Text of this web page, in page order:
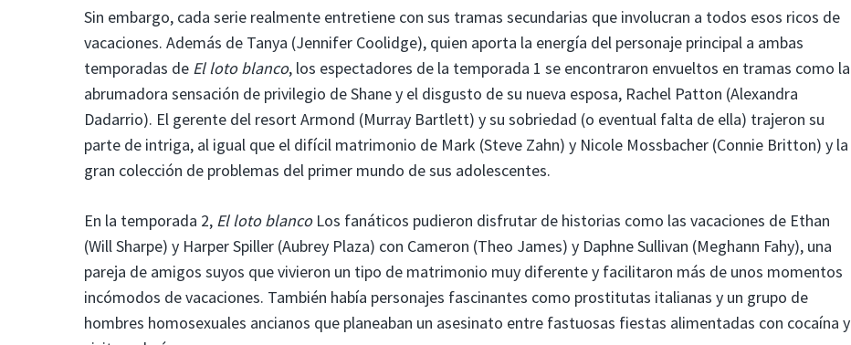
Sin embargo, cada serie realmente entretiene con sus tramas secundarias que involucran a todos esos ricos de
vacaciones. Además de Tanya (Jennifer Coolidge), quien aporta la energía del personaje principal a ambas
temporadas de El loto blanco, los espectadores de la temporada 1 se encontraron envueltos en tramas como la
abrumadora sensación de privilegio de Shane y el disgusto de su nueva esposa, Rachel Patton (Alexandra
Dadarrio). El gerente del resort Armond (Murray Bartlett) y su sobriedad (o eventual falta de ella) trajeron su
parte de intriga, al igual que el difícil matrimonio de Mark (Steve Zahn) y Nicole Mossbacher (Connie Britton) y la
gran colección de problemas del primer mundo de sus adolescentes.
En la temporada 2, El loto blancoLos fanáticos pudieron disfrutar de historias como las vacaciones de Ethan
(Will Sharpe) y Harper Spiller (Aubrey Plaza) con Cameron (Theo James) y Daphne Sullivan (Meghann Fahy), una
pareja de amigos suyos que vivieron un tipo de matrimonio muy diferente y facilitaron más de unos momentos
incómodos de vacaciones. También había personajes fascinantes como prostitutas italianas y un grupo de
hombres homosexuales ancianos que planeaban un asesinato entre fastuosas fiestas alimentadas con cocaína y